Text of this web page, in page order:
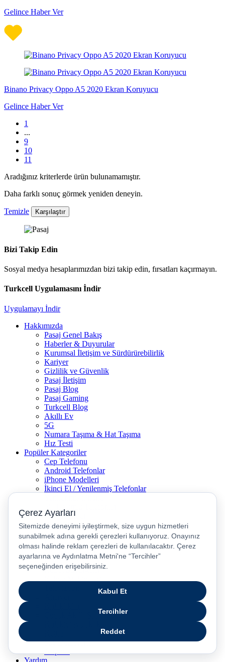
Gelince Haber Ver
Binano Privacy Oppo A5 2020 Ekran Koruyucu
Gelince Haber Ver
1
...
9
10
11
Aradığınız kriterlerde ürün bulunamamıştır.
Daha farklı sonuç görmek yeniden deneyin.
Temizle Karşılaştır
Bizi Takip Edin
Sosyal medya hesaplarımızdan bizi takip edin, fırsatları kaçırmayın.
Turkcell Uygulamasını İndir
Uygulamayı İndir
Hakkımızda
Pasaj Genel Bakış
Haberler & Duyurular
Kurumsal İletişim ve Sürdürürebilirlik
Kariyer
Gizlilik ve Güvenlik
Pasaj İletişim
Pasaj Blog
Pasaj Gaming
Turkcell Blog
Akıllı Ev
5G
Numara Taşıma & Hat Taşıma
Hız Testi
Popüler Kategoriler
Cep Telefonu
Android Telefonlar
iPhone Modelleri
İkinci El / Yenilenmiş Telefonlar
Akıllı Saatler
Bluetooth Kulaklıklar
Tabletler
Laptop
Oyun Bilgisayarları
Dikey Süpürgeler
Robot Süpürgeler
Çocuk Akıllı Saat
Saç Düzleştirici
Yardım